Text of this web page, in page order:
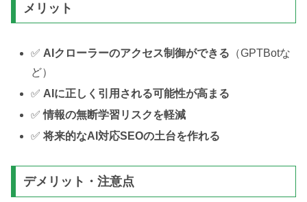
メリット
✅ AIクローラーのアクセス制御ができる （GPTBotな
ど）
✅ AIに正しく引用される可能性が高まる
✅情報の無断学習リスクを軽減
✅将来的なAI対応SEOの土台を作れる
デメリット・注意点